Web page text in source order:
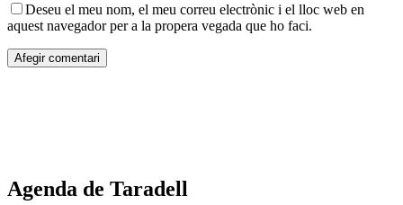
Deseu el meu nom, el meu correu electrònic i el lloc web en
aquest navegador per a la propera vegada que ho faci.
Agenda de Taradell